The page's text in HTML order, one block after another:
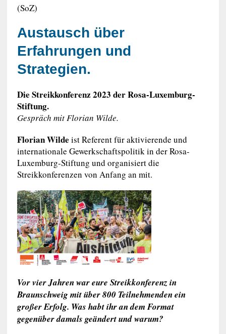
(SoZ)
Austausch über
Erfahrungen und
Strategien.
Die Streikkonferenz 2023 der Rosa-Luxemburg-
Stiftung.
Gespräch mit Florian Wilde.
Florian Wilde ist Referent für aktivierende und
internationale Gewerkschaftspolitik in der Rosa-
Luxemburg-Stiftung und organisiert die
Streikkonferenzen von Anfang an mit.
Vor vier Jahren war eure Streikkonferenz in
Braunschweig mit über 800 Teilnehmenden ein
großer Erfolg. Was habt ihr an dem Format
gegenüber damals geändert und warum?